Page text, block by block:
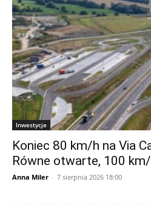
Inwestycje
Koniec 80 km/h na Via
Równe otwarte, 100 km/
Anna Miler - 7 sierpnia 2026 18:00